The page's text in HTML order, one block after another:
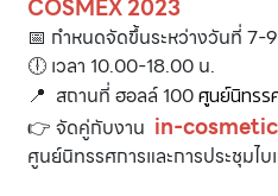
COSMEX 2023
📅 กำหนดจัดขึ้นระหว่างวันที่
🕕 เวลา 10.00-18.00 น.
📍 สถานที่ ฮอลล์ 100ศูนย์นิทรร
👉 จัดคู่กับงาน in-
ศูนย์นิทรรศการและการประชุมไบ